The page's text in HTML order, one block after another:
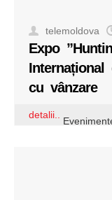
telemoldova
Expo
cu vânzare
detalii..